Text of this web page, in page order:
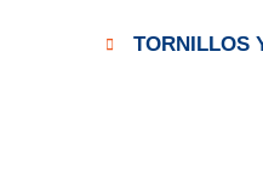
TORNILLOS